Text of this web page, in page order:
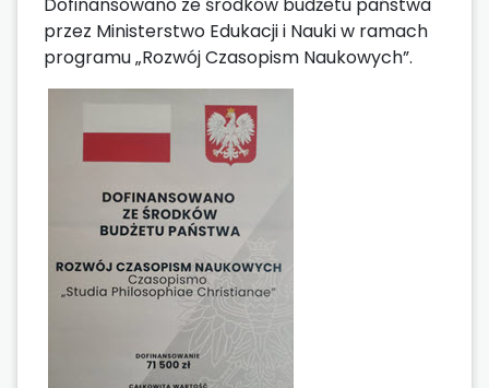
przez Ministerstwo Edukacji i Nauki w ramach
programu „Rozwój Czasopism Naukowych”.